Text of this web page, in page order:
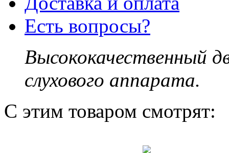
Есть вопросы?
Высококачественный
слухового аппарата.
С этим товаром смотрят: